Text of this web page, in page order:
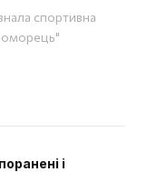
спортивна
і